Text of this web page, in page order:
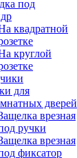
под
квадратной
круглой
для
дверей
врезная
ручки
врезная
фиксатор